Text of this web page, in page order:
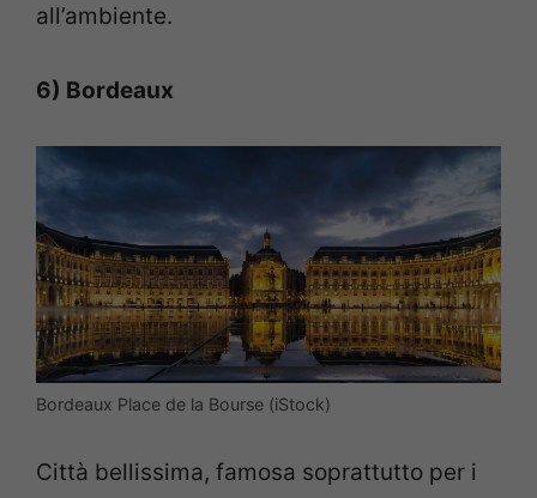
all’ambiente.
6) Bordeaux
Bordeaux Place de la Bourse (iStock)
Città bellissima, famosa soprattutto per i